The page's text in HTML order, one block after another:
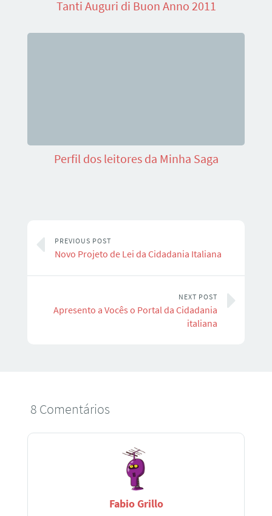
Tanti Auguri di Buon Anno 2011
Perfil dos leitores da Minha Saga
PREVIOUS POST
Novo Projeto de Lei da Cidadania Italiana
NEXT POST
Apresento a Vocês o Portal da Cidadania
italiana
8 Comentários
Fabio Grillo